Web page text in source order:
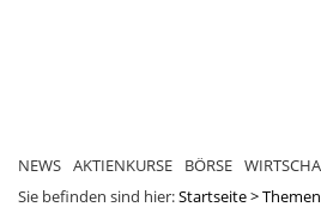
NEWS AKTIENKURSE BÖRSE
Sie befinden sind hier:Startseite>Themen